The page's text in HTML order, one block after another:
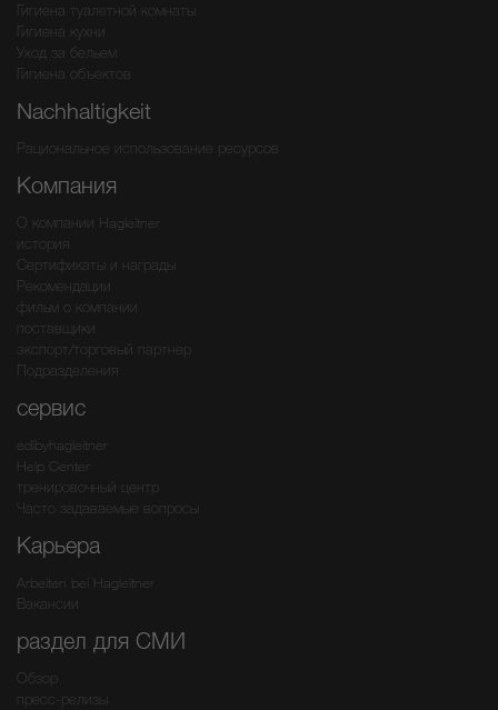
Гигиена туалетной комнаты
Гигиена кухни
Уход за бельем
Гигиена объектов
Nachhaltigkeit
Рациональное использование ресурсов
Компания
О компании Hagleitner
история
Сертификаты и награды
Рекомендации
фильм о компании
поставщики
экспорт/торговый партнер
Подразделения
сервис
edibyhagleitner
Help Center
тренировочный центр
Часто задаваемые вопросы
Карьера
Arbeiten bei Hagleitner
Вакансии
раздел для СМИ
Обзор
пресс-релизы